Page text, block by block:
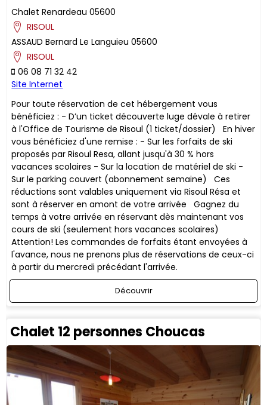
Chalet Renardeau 05600
RISOUL
ASSAUD Bernard Le Languieu 05600
RISOUL
06 08 71 32 42
Site Internet
Pour toute réservation de cet hébergement vous
bénéficiez : - D’un ticket découverte luge dévale à retirer
à l'Office de Tourisme de Risoul (1 ticket/dossier) En hiver
vous bénéficiez d'une remise : - Sur les forfaits de ski
proposés par Risoul Resa, allant jusqu'à 30 % hors
vacances scolaires - Sur la location de matériel de ski -
Sur le parking couvert (abonnement semaine) ​Ces
réductions sont valables uniquement via Risoul Résa et
sont à réserver en amont de votre arrivée Gagnez du
temps à votre arrivée en réservant dès maintenant vos
cours de ski (seulement hors vacances scolaires)
Attention! Les commandes de forfaits étant envoyées à
l'avance, nous ne prenons plus de réservations de ceux-ci
à partir du mercredi précédant l'arrivée.
Découvrir
Chalet 12 personnes Choucas